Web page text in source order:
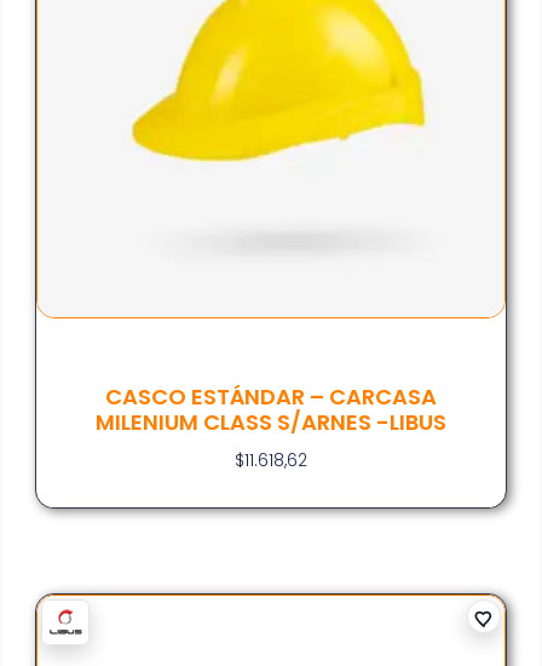
CASCO ESTÁNDAR – CARCASA
MILENIUM CLASS S/ARNES -LIBUS
$11.618,62